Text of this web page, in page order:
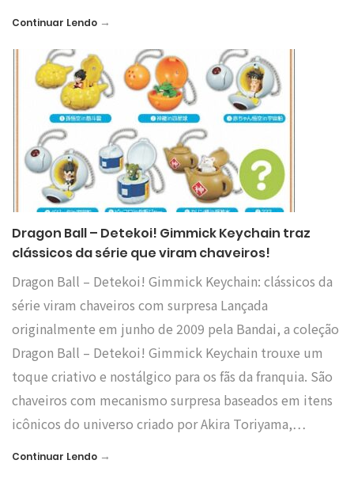
Continuar Lendo →
Dragon Ball – Detekoi! Gimmick Keychain traz
clássicos da série que viram chaveiros!
Dragon Ball – Detekoi! Gimmick Keychain: clássicos da
série viram chaveiros com surpresa Lançada
originalmente em junho de 2009 pela Bandai, a coleção
Dragon Ball – Detekoi! Gimmick Keychain trouxe um
toque criativo e nostálgico para os fãs da franquia. São
chaveiros com mecanismo surpresa baseados em itens
icônicos do universo criado por Akira Toriyama,…
Continuar Lendo →